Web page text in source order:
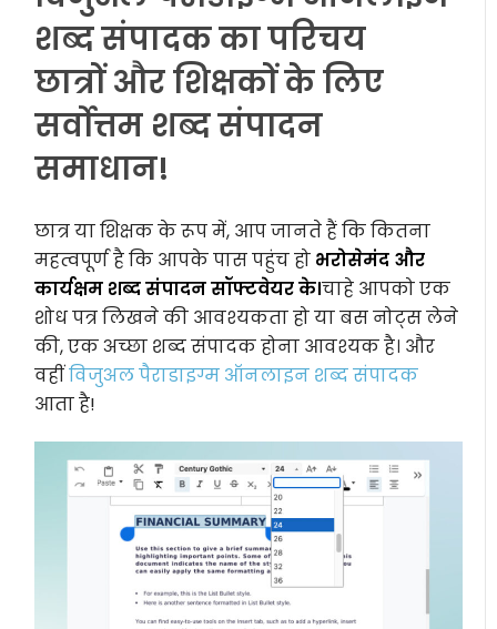
शब्द संपादक का परिचय
छात्रों और शिक्षकों के लिए
सर्वोत्तम शब्द संपादन
समाधान!
छात्र या शिक्षक के रूप में, आप जानते हैं कि कितना
महत्वपूर्ण है कि आपके पास पहुंच हो भरोसेमंद और
कार्यक्षम शब्द संपादन सॉफ्टवेयर के।चाहे आपको एक
शोध पत्र लिखने की आवश्यकता हो या बस नोट्स लेने
की, एक अच्छा शब्द संपादक होना आवश्यक है। और
वहींविजुअल पैराडाइग्म ऑनलाइन शब्द संपादक
आता है!